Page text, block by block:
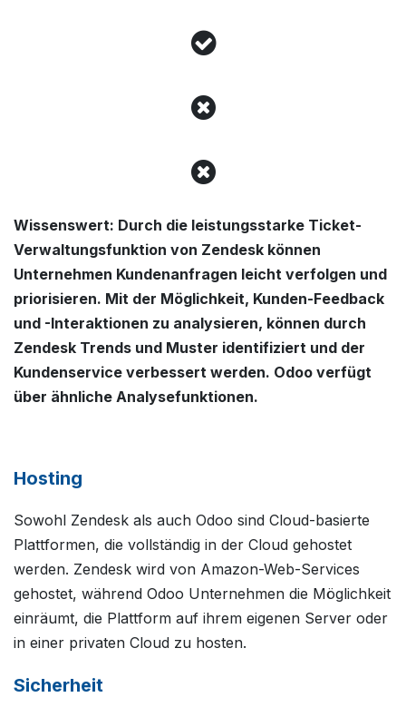
Wissenswert: Durch die leistungsstarke Ticket-
Verwaltungsfunktion von Zendesk können
Unternehmen Kundenanfragen leicht verfolgen und
priorisieren. Mit der Möglichkeit, Kunden-Feedback
und -Interaktionen zu analysieren, können durch
Zendesk Trends und Muster identifiziert und der
Kundenservice verbessert werden. Odoo verfügt
über ähnliche Analysefunktionen.
Hosting
Sowohl Zendesk als auch Odoo sind Cloud-basierte
Plattformen, die vollständig in der Cloud gehostet
werden. Zendesk wird von Amazon-Web-Services
gehostet, während Odoo Unternehmen die Möglichkeit
einräumt, die Plattform auf ihrem eigenen Server oder
in einer privaten Cloud zu hosten.
Sicherheit